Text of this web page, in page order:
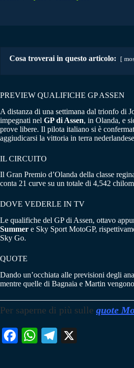
Cosa troverai in questo articolo:
PREVIEW QUALIFICHE GP ASSEN
A distanza di una settimana dal trionfo di
impegnati nel GP di Assen, in Olanda, e
prove libere. Il pilota italiano si è
aggiudicarsi la vittoria in terra
IL CIRCUITO
Il Gran Premio d’Olanda della classe
conta 21 curve su un totale di 4,542
DOVE VEDERLE IN TV
Le qualifiche del GP di Assen, ottavo
Summer e Sky Sport MotoGP,
Sky Go.
QUOTE
Dando un’occhiata alle previsioni degli
mentre quelle di Bagnaia e Martin
Per saperne di più sulle quote
Fa W
Te